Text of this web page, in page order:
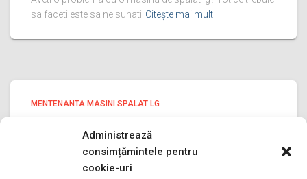
Administrează
consimțămintele pentru
cookie-uri
sa faceti este sa ne sunati Citește mai mult
MENTENANTA MASINI SPALAT LG
PRAHOVA
Mentenanta masini spalat lg PRAHOVA Bine ati venit pe